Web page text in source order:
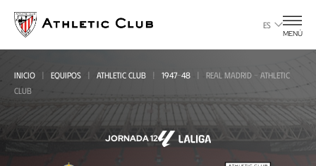
contenido
principal
ES
MENÚ
INICIO EQUIPOS ATHLETIC CLUB 1947-48
REAL MADRID - ATHLETIC
CLUB
JORNADA 12